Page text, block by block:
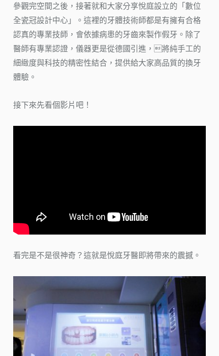
參觀完空間之後，接著就和大家分享悅庭設立的「數位
全瓷冠設計中心」。這裡的牙體技術師都是有擁有合格
認真的專業技師，會依據病患的牙齒來製作假牙。除了
醫師有專業認證，儀器更是從德國引進，將純手工的
細緻度與科技的精密性結合，提供給大家高品質的換牙
體驗。
接下來先看個影片吧！
看完是不是很神奇？這就是悅庭牙醫即將帶來的震撼。